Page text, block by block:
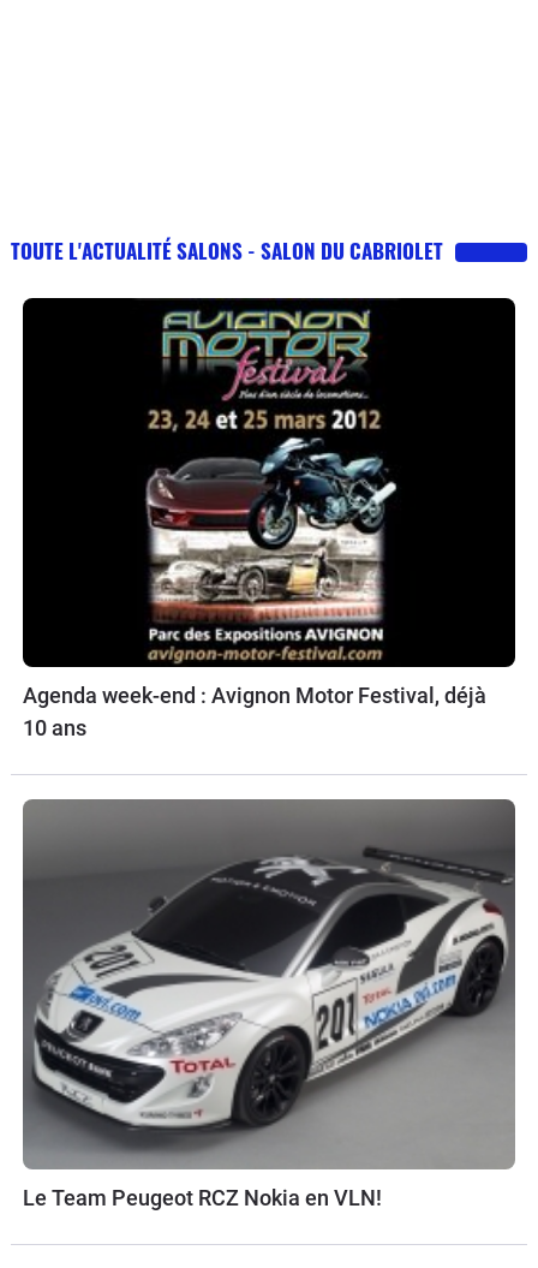
TOUTE L'ACTUALITÉ SALONS - SALON DU CABRIOLET
Agenda week-end : Avignon Motor Festival, déjà
10 ans
Le Team Peugeot RCZ Nokia en VLN!